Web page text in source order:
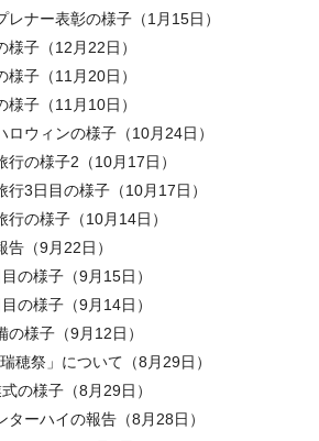
ナー表彰の様子（1月15日）
子（12月22日）
子（11月20日）
子（11月10日）
ウィンの様子（10月24日）
の様子2（10月17日）
3日目の様子（10月17日）
の様子（10月14日）
（9月22日）
の様子（9月15日）
の様子（9月14日）
様子（9月12日）
穂祭」について（8月29日）
の様子（8月29日）
ーハイの報告（8月28日）